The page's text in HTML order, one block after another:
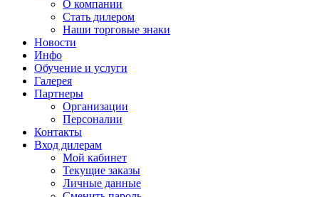
О компании
Стать дилером
Наши торговые знаки
Новости
Инфо
Обучение и услуги
Галерея
Партнеры
Организации
Персоналии
Контакты
Вход дилерам
Мой кабинет
Текущие заказы
Личные данные